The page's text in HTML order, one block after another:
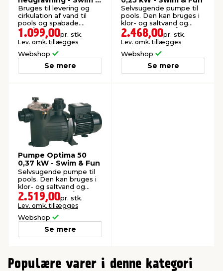
Fun
Bruges til levering og
cirkulation af vand til
pools og spabade.
Ø50/43 mm x 25 meter.
1.099,00pr. stk.
Lev. omk. tillægges
Webshop
Se mere
Selvsugende pumpe til
pools. Den kan bruges i
klor- og saltvand og
bruges i pools på op til
60.000 liter.
2.468,00pr. stk.
Lev. omk. tillægges
Webshop
Se mere
Pumpe Optima 50
0,37 kW - Swim & Fun
Selvsugende pumpe til
pools. Den kan bruges i
klor- og saltvand og
bruges i pools på op til
67.500 liter.
2.519,00pr. stk.
Lev. omk. tillægges
Webshop
Se mere
Populære varer i denne kategori